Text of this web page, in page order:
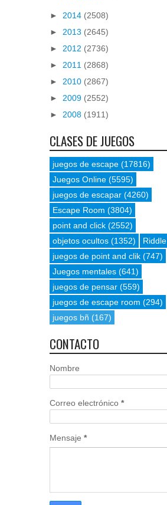
► 2014 (2508)
► 2013 (2645)
► 2012 (2736)
► 2011 (2868)
► 2010 (2867)
► 2009 (2552)
► 2008 (1911)
CLASES DE JUEGOS
juegos de escape (17816)
Juegos Online (5595)
juegos de escapar (4260)
Escape Room (3804)
point and click (2552)
objetos ocultos (1352) Riddle
juegos de point and clik (747)
Juegos mentales (641)
juegos de pensar (559)
juegos de escape room (294)
juegos bñ (167)
CONTACTO
Nombre
Correo electrónico *
Mensaje *